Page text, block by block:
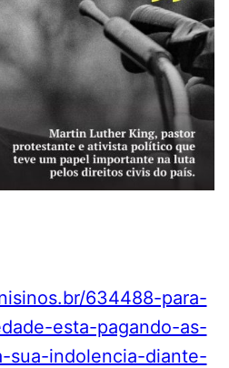
634488-para-
esta-pagando-as-
sua-indolencia-diante-